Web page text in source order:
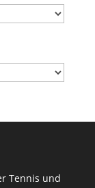
Tennis und